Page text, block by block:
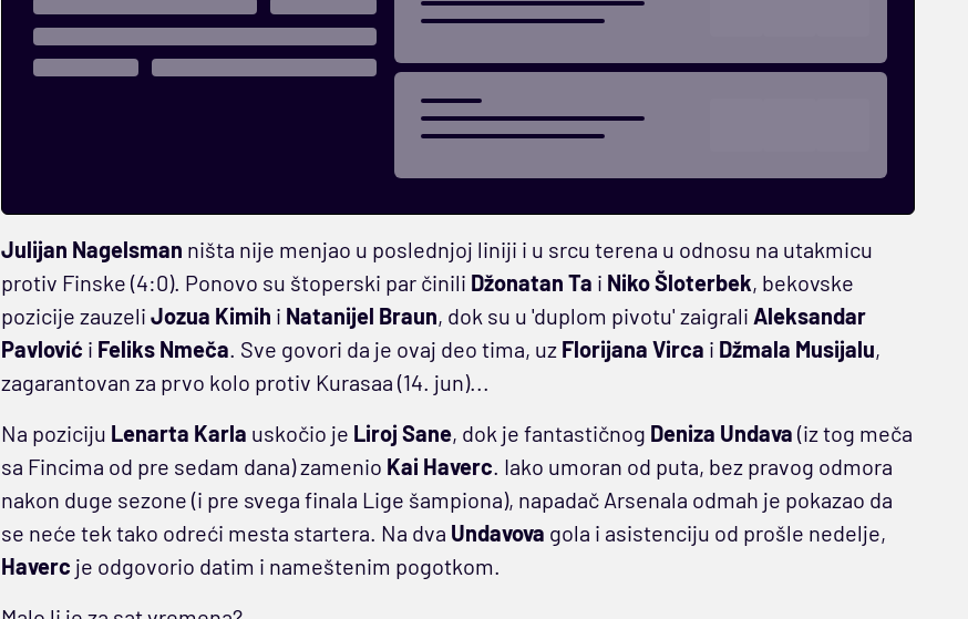
Julijan Nagelsman ništa nije menjao u poslednjoj liniji i u srcu terena u odnosu na utakmicu
protiv Finske (4:0). Ponovo su štoperski par činili Džonatan Ta i Niko Šloterbek, bekovske
pozicije zauzeli Jozua Kimih i Natanijel Braun, dok su u 'duplom pivotu' zaigrali Aleksandar
Pavlović i Feliks Nmeča. Sve govori da je ovaj deo tima, uz Florijana Virca i Džmala Musijalu,
zagarantovan za prvo kolo protiv Kurasaa (14. jun)...
Na poziciju Lenarta Karla uskočio je Liroj Sane, dok je fantastičnog Deniza Undava (iz tog meča
sa Fincima od pre sedam dana) zamenio Kai Haverc. Iako umoran od puta, bez pravog odmora
nakon duge sezone (i pre svega finala Lige šampiona), napadač Arsenala odmah je pokazao da
se neće tek tako odreći mesta startera. Na dva Undavova gola i asistenciju od prošle nedelje,
Haverc je odgovorio datim i nameštenim pogotkom.